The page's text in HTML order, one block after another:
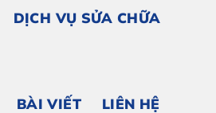
DỊCH VỤ SỬA CHỮA
BÀI VIẾT LIÊN HỆ